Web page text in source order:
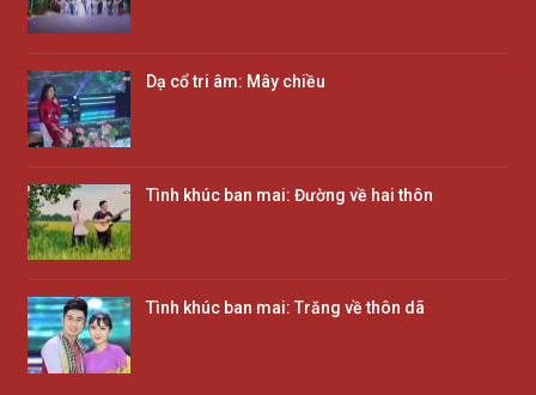
Dạ cổ tri âm: Mây chiều
Tình khúc ban mai: Đường về hai thôn
Tình khúc ban mai: Trăng về thôn dã